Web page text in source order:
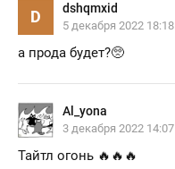
D dshqmxid
5 декабря 2022 18:18
а прода будет?🥺
Al_yona
3 декабря 2022 14:07
Тайтл огонь 🔥🔥🔥